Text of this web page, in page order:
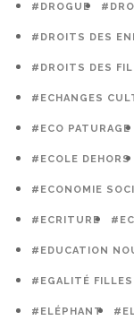
#DROGUE
#DROITS DES
#DROITS DES
#ECHANGES
#ECO PATURAGE
#ECOLE DEHORS
#ECONOMIE
#ECRITURE
#EDUCATION
#EGALITÉ
#ELÉPHANT